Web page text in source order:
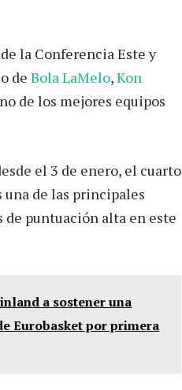
la Conferencia Este y
de Bola LaMelo,Kon
de los mejores equipos
el 3 de enero, el cuarto
una de las principales
puntuación alta en este
a sostener una
Eurobasket por primera